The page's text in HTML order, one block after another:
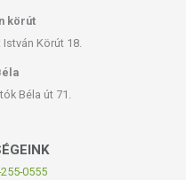
körút
István Körút 18.
Béla út 71.
0555